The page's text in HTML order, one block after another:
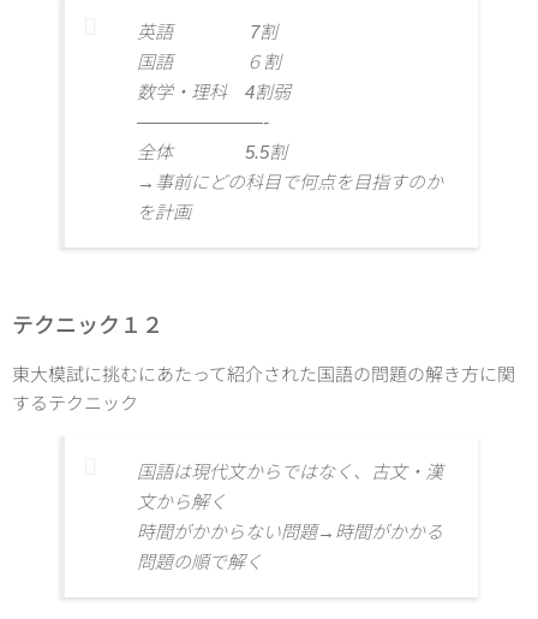
英語 7割
国語 ６割
数学・理科 4割弱
———————-
全体 5.5割
→事前にどの科目で何点を目指すのか
を計画
テクニック１２
東大模試に挑むにあたって紹介された国語の問題の解き方に関
するテクニック
国語は現代文からではなく、古文・漢
文から解く
時間がかからない問題→時間がかかる
問題の順で解く